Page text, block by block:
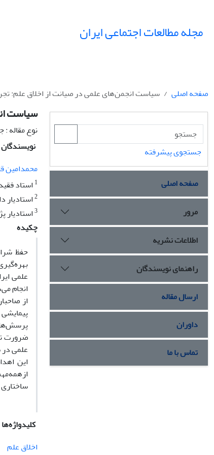
مجله مطالعات اجتماعی ایران
صفحه اصلی سیاست انجمن‌های علمی در صیانت از اخلاق علم:
سیاست
نوع مقاله
نویسندگان
محمدامین
1 استاد
2استادیار
3
چکیده
حفظ
علمی
انجام
از
پرسش‌ها
ضرورت
علمی
این
کلیدواژه‌ها
اخلاق علم
جستجوی پیشرفته
صفحه اصلی
مرور
اطلاعات نشریه
راهنمای نویسندگان
ارسال مقاله
داوران
تماس با ما